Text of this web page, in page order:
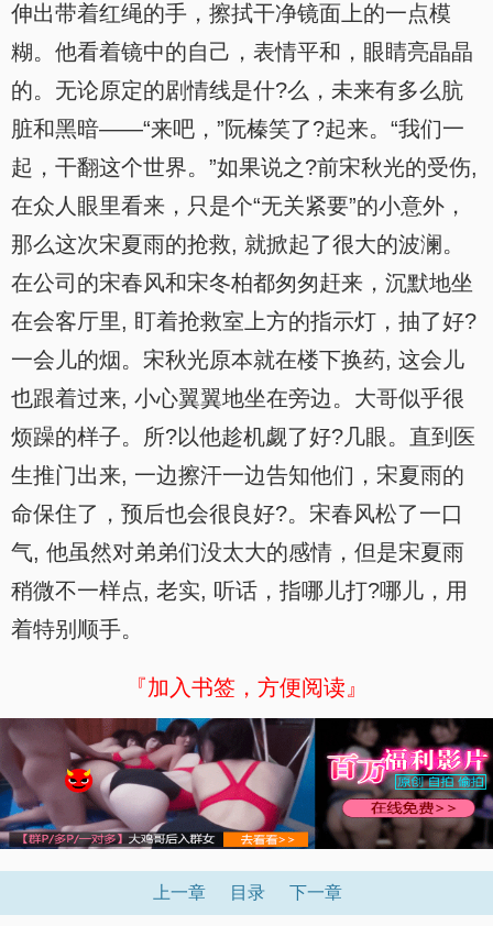
伸出带着红绳的手，擦拭干净镜面上的一点模
糊。他看着镜中的自己，表情平和，眼睛亮晶晶
的。无论原定的剧情线是什?么，未来有多么肮
脏和黑暗——“来吧，”阮榛笑了?起来。“我们一
起，干翻这个世界。”如果说之?前宋秋光的受伤,
在众人眼里看来，只是个“无关紧要”的小意外，
那么这次宋夏雨的抢救, 就掀起了很大的波澜。
在公司的宋春风和宋冬柏都匆匆赶来，沉默地坐
在会客厅里, 盯着抢救室上方的指示灯，抽了好?
一会儿的烟。宋秋光原本就在楼下换药, 这会儿
也跟着过来, 小心翼翼地坐在旁边。大哥似乎很
烦躁的样子。所?以他趁机觑了好?几眼。直到医
生推门出来, 一边擦汗一边告知他们，宋夏雨的
命保住了，预后也会很良好?。宋春风松了一口
气, 他虽然对弟弟们没太大的感情，但是宋夏雨
稍微不一样点, 老实, 听话，指哪儿打?哪儿，用
着特别顺手。
『加入书签，方便阅读』
上一章 目录 下一章